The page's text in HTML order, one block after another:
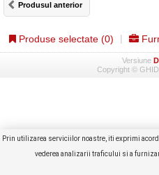
Produsul anterior
Prin utilizarea serviciilor noastre, iti exprimi
vederea analizarii traficului si a
Produse selectate (0)
Versiune
Copyright ©